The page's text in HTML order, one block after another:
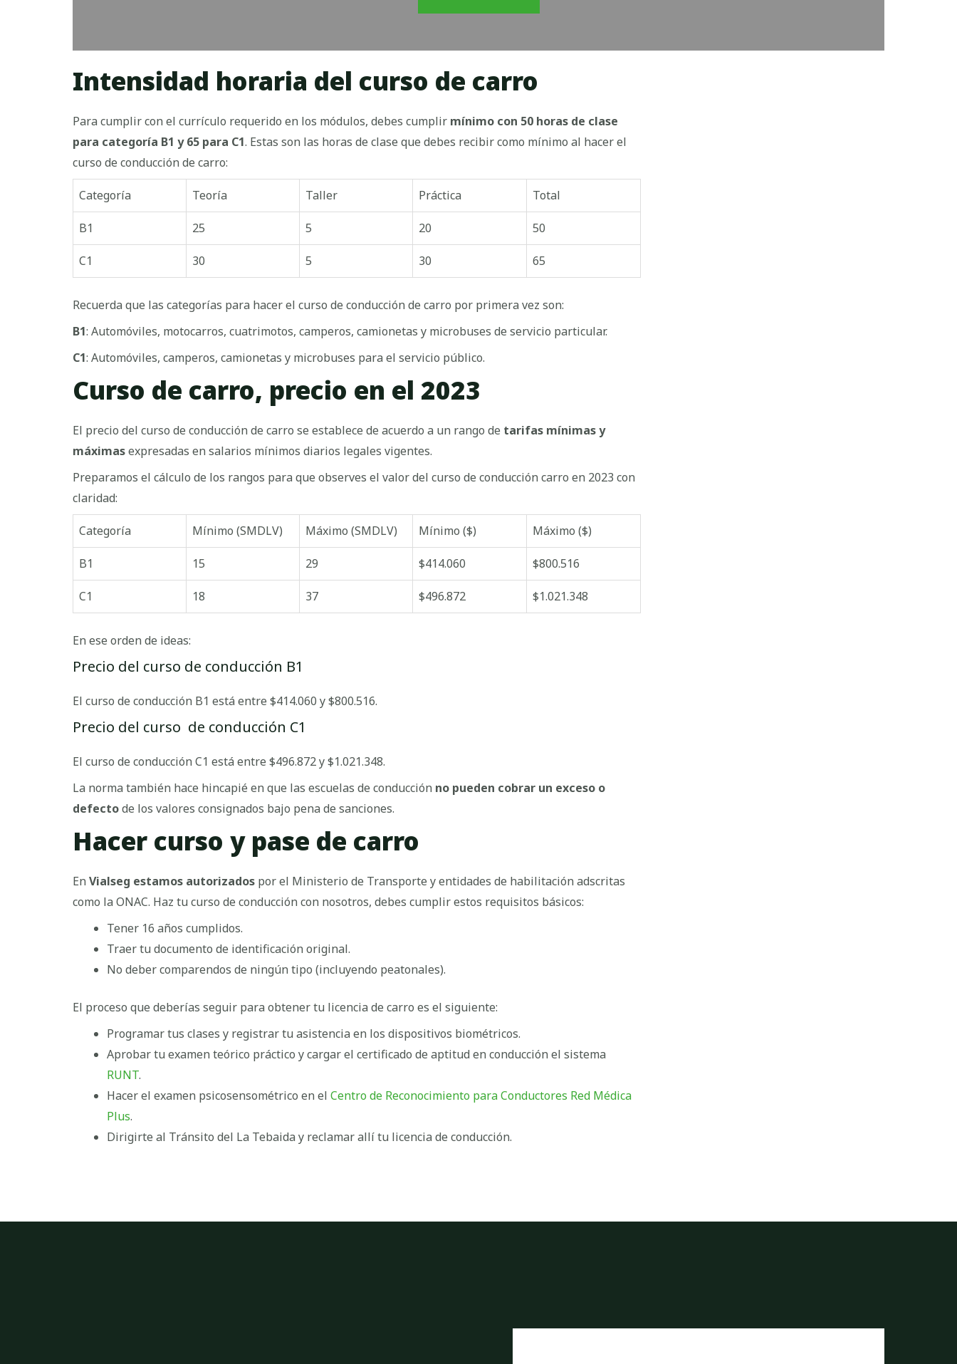
Intensidad horaria del curso de carro
Para cumplir con el currículo requerido en los módulos, debes cumplir mínimo con 50 horas de clase
para categoría B1 y 65 para C1. Estas son las horas de clase que debes recibir como mínimo al hacer el
curso de conducción de carro:
Categoría Teoría Taller Práctica Total
B1 25 5 20 50
C1 30 5 30 65
Recuerda que las categorías para hacer el curso de conducción de carro por primera vez son:
B1: Automóviles, motocarros, cuatrimotos, camperos, camionetas y microbuses de servicio particular.
C1: Automóviles, camperos, camionetas y microbuses para el servicio público.
Curso de carro, precio en el 2023
El precio del curso de conducción de carro se establece de acuerdo a un rango de tarifas mínimas y
máximasexpresadas en salarios mínimos diarios legales vigentes.
Preparamos el cálculo de los rangos para que observes el valor del curso de conducción carro en 2023 con
claridad:
Categoría Mínimo (SMDLV) Máximo (SMDLV) Mínimo ($) Máximo ($)
B1 15 29 $414.060 $800.516
C1 18 37 $496.872 $1.021.348
En ese orden de ideas:
Precio del curso de conducción B1
El curso de conducción B1 está entre $414.060 y $800.516.
Precio del curso de conducción C1
El curso de conducción C1 está entre $496.872 y $1.021.348.
La norma también hace hincapié en que las escuelas de conducción no pueden cobrar un exceso o
defectode los valores consignados bajo pena de sanciones.
Hacer curso y pase de carro
En Vialseg estamos autorizados por el Ministerio de Transporte y entidades de habilitación adscritas
como la ONAC. Haz tu curso de conducción con nosotros, debes cumplir estos requisitos básicos:
Tener 16 años cumplidos.
Traer tu documento de identificación original.
No deber comparendos de ningún tipo (incluyendo peatonales).
El proceso que deberías seguir para obtener tu licencia de carro es el siguiente:
Programar tus clases y registrar tu asistencia en los dispositivos biométricos.
Aprobar tu examen teórico práctico y cargar el certificado de aptitud en conducción el sistema
RUNT.
Hacer el examen psicosensométrico en el Centro de Reconocimiento para Conductores Red Médica
Plus.
Dirigirte al Tránsito del La Tebaida y reclamar allí tu licencia de conducción.